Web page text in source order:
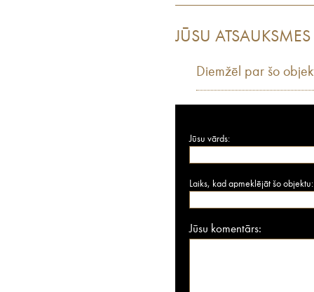
JŪSU ATSAUKSMES
Diemžēl par šo
Jūsu vārds:
Laiks, kad apmeklējāt šo objektu:
Jūsu komentārs: